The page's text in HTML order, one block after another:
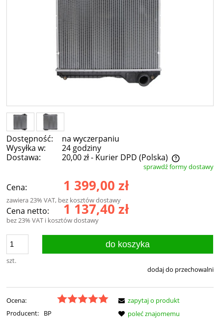
Dostępność:
na wyczerpaniu
Wysyłka w:
24 godziny
Dostawa:
20,00 zł- Kurier DPD (Polska)
Cena nie zawiera ewentualnych kosztów płatnościsprawdź formy dostawy
Cena: 1 399,00 zł
zawiera 23% VAT, bez kosztów dostawy
Cena netto: 1 137,40 zł
bez 23% VAT i kosztów dostawy
szt.
do koszyka
dodaj do przechowalni
Ocena:
Producent:
BP
zapytaj o produkt
poleć znajomemu